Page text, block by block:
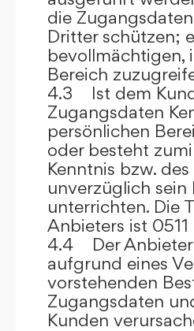
die
Dritter schützen;
bevollmächtigen,
Bereich
4.3 Ist dem
Zugangsdaten
persönlichen
oder besteht
Kenntnis bzw.
unverzüglich
unterrichten. Die
Anbieters ist
4.4 Der Anbieter
aufgrund eines
vorstehenden
Zugangsdaten
Kunden